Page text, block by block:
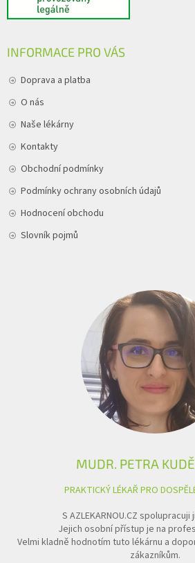
INFORMACE PRO VÁS
Doprava a platba
O nás
Naše lékárny
Kontakty
Obchodní podmínky
Podmínky ochrany osobních údajů
Hodnocení obchodu
Slovník pojmů
MUDR. PETRA
PRAKTICKÝ LÉKAŘ PRO
S AZLEKARNOU.CZ
Jejich osobní přístup je na
Velmi kladně hodnotím tuto lékárnu a
zákazníkům.